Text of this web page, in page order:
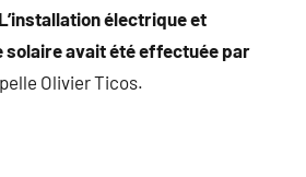
électrique et
solaire avait été effectuée par
Olivier Ticos.